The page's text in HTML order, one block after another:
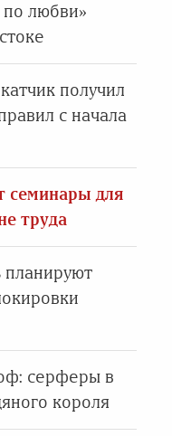
по любви»
получил
с начала
семинары для
труда
серферы в
короля